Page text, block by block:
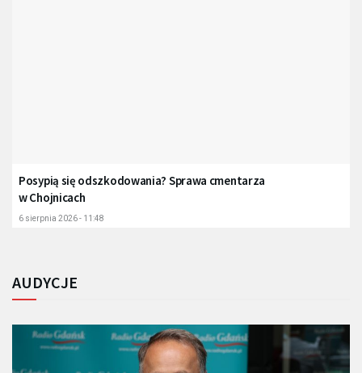
Posypią się odszkodowania? Sprawa cmentarza
w Chojnicach
6 sierpnia 2026 - 11:48
AUDYCJE